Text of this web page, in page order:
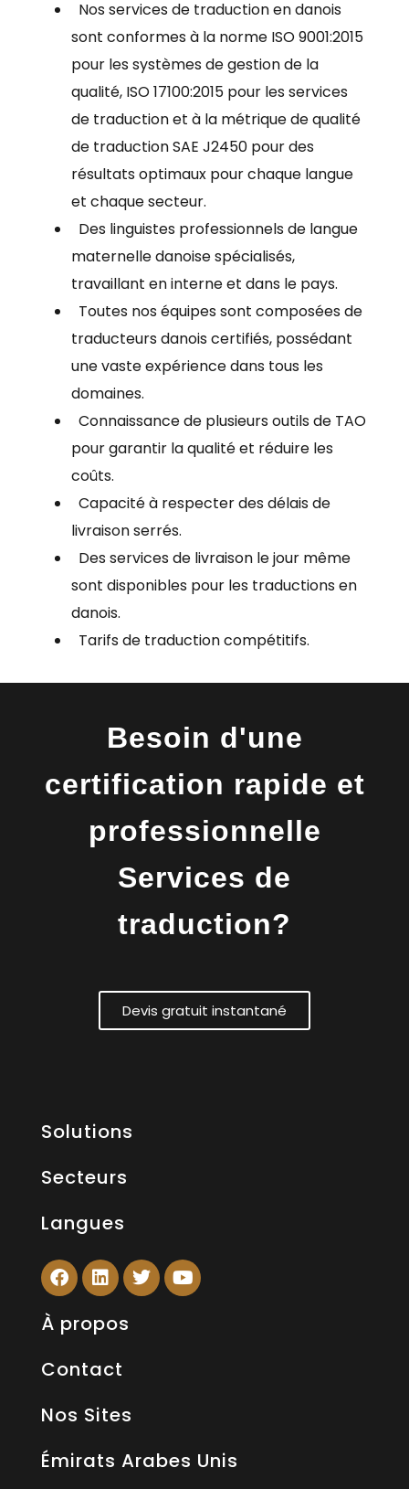
Nos services de traduction en danois
sont conformes à la norme ISO 9001:2015
pour les systèmes de gestion de la
qualité, ISO 17100:2015 pour les services
de traduction et à la métrique de qualité
de traduction SAE J2450 pour des
résultats optimaux pour chaque langue
et chaque secteur.
Des linguistes professionnels de langue
maternelle danoise spécialisés,
travaillant en interne et dans le pays.
Toutes nos équipes sont composées de
traducteurs danois certifiés, possédant
une vaste expérience dans tous les
domaines.
Connaissance de plusieurs outils de TAO
pour garantir la qualité et réduire les
coûts.
Capacité à respecter des délais de
livraison serrés.
Des services de livraison le jour même
sont disponibles pour les traductions en
danois.
Tarifs de traduction compétitifs.
Besoin d'une
certification rapide et
professionnelle
Services de
traduction?
Devis gratuit instantané
Solutions
Secteurs
Langues
À propos
Contact
Nos Sites
Émirats Arabes Unis